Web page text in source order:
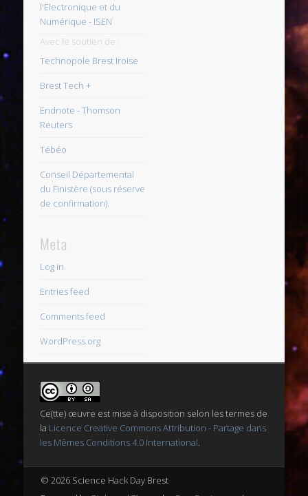
l'Electronique et du
Numérique - ISEN
Avec le soutien de :
Technopole Brest Iroise
Brest Tech +
Endnote - Thomson
Reuters
Tébéo
Conseil Départemental
du Finistère (sous réserve
de confirmation).
Meta
Log in
Entries feed
Comments feed
WordPress.org
Ce(tte) œuvre est mise à disposition selon les termes de
la Licence Creative Commons Attribution - Partage dans
les Mêmes Conditions 4.0 International
© 2026 Science Hack Day Brest